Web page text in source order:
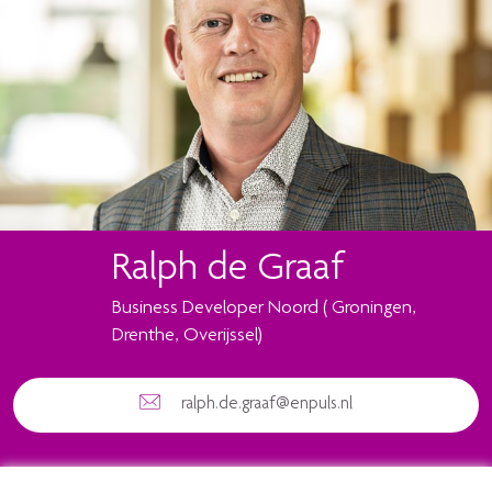
Ralph de Graaf
Business Developer Noord ( Groningen,
Drenthe, Overijssel)
ralph.de.graaf@enpuls.nl